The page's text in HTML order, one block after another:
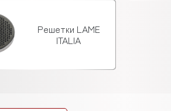
Решетки LAME
ITALIA